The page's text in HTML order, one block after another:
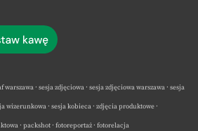
warszawa · sesja zdjęciowa · sesja zdjęciowa warszawa · sesja
wizerunkowa · sesja kobieca · zdjęcia produktowe ·
· packshot · fotoreportaż · fotorelacja